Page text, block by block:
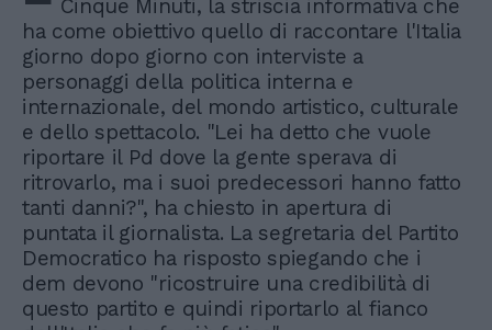
Cinque Minuti, la striscia informativa che
ha come obiettivo quello di raccontare l'Italia
giorno dopo giorno con interviste a
personaggi della politica interna e
internazionale, del mondo artistico, culturale
e dello spettacolo. "Lei ha detto che vuole
riportare il Pd dove la gente sperava di
ritrovarlo, ma i suoi predecessori hanno fatto
tanti danni?", ha chiesto in apertura di
puntata il giornalista. La segretaria del Partito
Democratico ha risposto spiegando che i
dem devono "ricostruire una credibilità di
questo partito e quindi riportarlo al fianco